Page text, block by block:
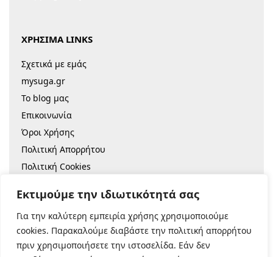
Εκτιμούμε την ιδιωτικότητά σας
Για την καλύτερη εμπειρία χρήσης χρησιμοποιούμε
cookies. Παρακαλούμε διαβάστε την πολιτική απορρήτου
πριν χρησιμοποιήσετε την ιστοσελίδα. Εάν δεν
ΧΡΗΣΙΜΑ LINKS
Σχετικά με εμάς
mysuga.gr
Το blog μας
Επικοινωνία
Όροι Χρήσης
Πολιτική Απορρήτου
Πολιτική Cookies
© 2022 |Κατασκευή Eshop